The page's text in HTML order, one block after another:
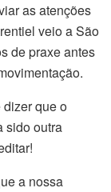
as atenções
veio a São
de praxe antes
dizer que o
sido outra
a nossa